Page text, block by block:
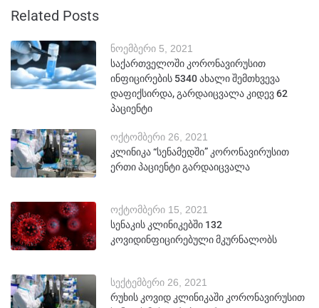
Related Posts
ნოემბერი 5, 2021
საქართველოში კორონავირუსით
ინფიცირების 5340 ახალი შემთხვევა
დაფიქსირდა, გარდაიცვალა კიდევ 62
პაციენტი
ოქტომბერი 26, 2021
კლინიკა “სენამედში” კორონავირუსით
ერთი პაციენტი გარდაიცვალა
ოქტომბერი 15, 2021
სენაკის კლინიკებში 132
კოვიდინფიცირებული მკურნალობს
სექტემბერი 26, 2021
რუხის კოვიდ კლინიკაში კორონავირუსით